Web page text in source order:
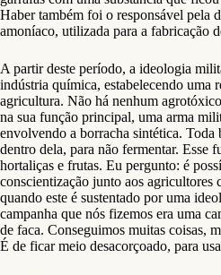
Haber também foi o responsável pela
amoníaco, utilizada para a fabricação
A partir deste período, a ideologia
indústria química, estabelecendo uma
agricultura. Não há nenhum
na sua função principal, uma arma
envolvendo a borracha sintética. Toda
dentro dela, para não fermentar. Esse
hortaliças e frutas. Eu pergunto: é
conscientização junto aos agricultores
quando este é sustentado por uma
campanha que nós fizemos era uma
de faca. Conseguimos muitas coisas,
É de ficar meio desacorçoado, para